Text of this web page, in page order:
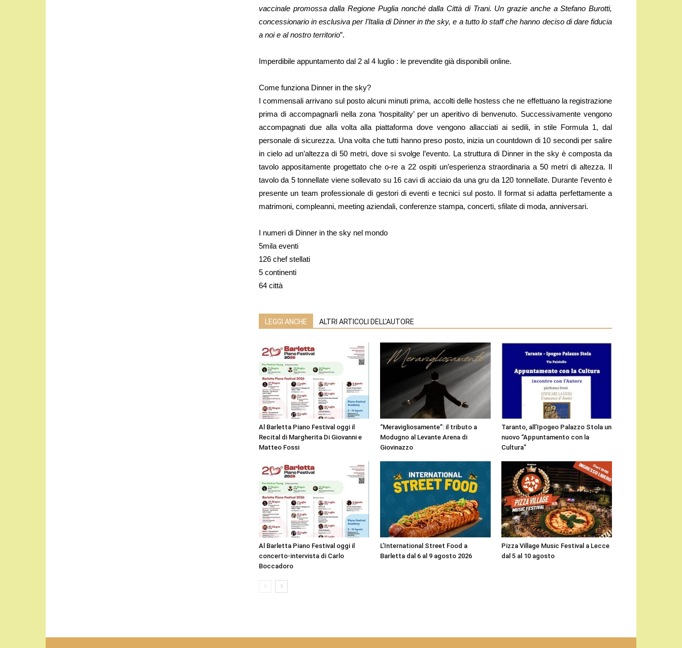
vaccinale promossa dalla Regione Puglia nonché dalla Città di Trani. Un grazie anche a Stefano Burotti,
concessionario in esclusiva per l’Italia di Dinner in the sky, e a tutto lo staff che hanno deciso di dare fiducia
a noi e al nostro territorio”.
Imperdibile appuntamento dal 2 al 4 luglio : le prevendite già disponibili online.
Come funziona Dinner in the sky?
I commensali arrivano sul posto alcuni minuti prima, accolti delle hostess che ne effettuano la registrazione
prima di accompagnarli nella zona ‘hospitality’ per un aperitivo di benvenuto. Successivamente vengono
accompagnati due alla volta alla piattaforma dove vengono allacciati ai sedili, in stile Formula 1, dal
personale di sicurezza. Una volta che tutti hanno preso posto, inizia un countdown di 10 secondi per salire
in cielo ad un’altezza di 50 metri, dove si svolge l’evento. La struttura di Dinner in the sky è composta da
tavolo appositamente progettato che o‑re a 22 ospiti un’esperienza straordinaria a 50 metri di altezza. Il
tavolo da 5 tonnellate viene sollevato su 16 cavi di acciaio da una gru da 120 tonnellate. Durante l’evento è
presente un team professionale di gestori di eventi e tecnici sul posto. Il format si adatta perfettamente a
matrimoni, compleanni, meeting aziendali, conferenze stampa, concerti, sfilate di moda, anniversari.
I numeri di Dinner in the sky nel mondo
5mila eventi
126 chef stellati
5 continenti
64 città
LEGGI ANCHE ALTRI ARTICOLI DELL'AUTORE
Al Barletta Piano Festival oggi il
Recital di Margherita Di Giovanni e
Matteo Fossi
“Meravigliosamente”: il tributo a
Modugno al Levante Arena di
Giovinazzo
Taranto, all’Ipogeo Palazzo Stola un
nuovo “Appuntamento con la
Cultura”
Al Barletta Piano Festival oggi il
concerto-intervista di Carlo
Boccadoro
L’International Street Food a
Barletta dal 6 al 9 agosto 2026
Pizza Village Music Festival a Lecce
dal 5 al 10 agosto